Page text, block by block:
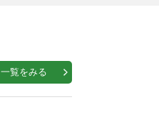
一覧をみる